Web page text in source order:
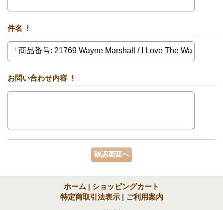
件名 !
お問い合わせ内容 !
ホーム | ショッピングカート
特定商取引法表示 | ご利用案内